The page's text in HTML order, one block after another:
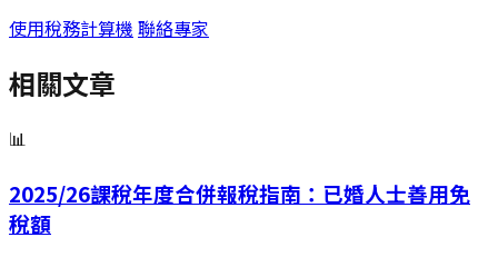
使用稅務計算機 聯絡專家
相關文章
📊
2025/26課稅年度合併報稅指南：已婚人士善用免
稅額